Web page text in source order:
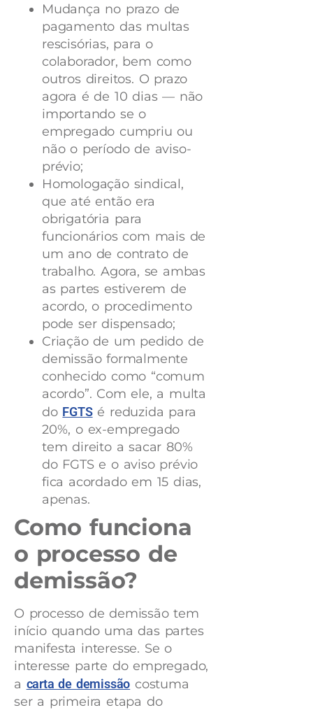
Mudança no prazo de
pagamento das multas
rescisórias, para o
colaborador, bem como
outros direitos. O prazo
agora é de 10 dias — não
importando se o
empregado cumpriu ou
não o período de aviso-
prévio;
Homologação sindical,
que até então era
obrigatória para
funcionários com mais de
um ano de contrato de
trabalho. Agora, se ambas
as partes estiverem de
acordo, o procedimento
pode ser dispensado;
Criação de um pedido de
demissão formalmente
conhecido como “comum
acordo”. Com ele, a multa
do FGTSé reduzida para
20%, o ex-empregado
tem direito a sacar 80%
do FGTS e o aviso prévio
fica acordado em 15 dias,
apenas.
Como funciona
o processo de
demissão?
O processo de demissão tem
início quando uma das partes
manifesta interesse. Se o
interesse parte do empregado,
a carta de demissão costuma
ser a primeira etapa do